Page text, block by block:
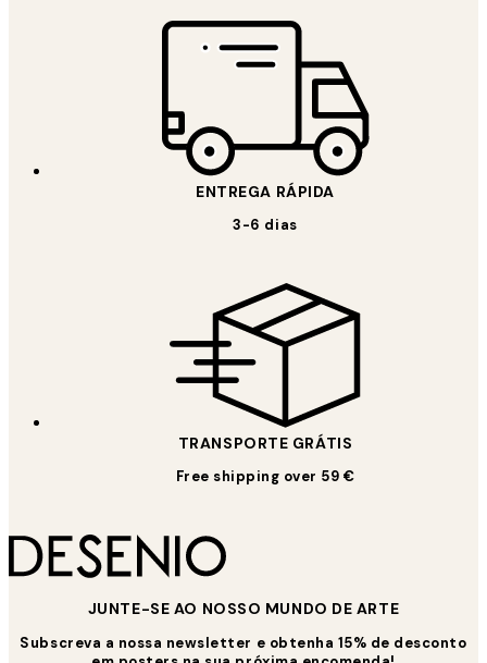
ENTREGA RÁPIDA
3-6 dias
TRANSPORTE GRÁTIS
Free shipping over 59 €
JUNTE-SE AO NOSSO MUNDO DE ARTE
Subscreva a nossa newsletter e obtenha 15% de desconto